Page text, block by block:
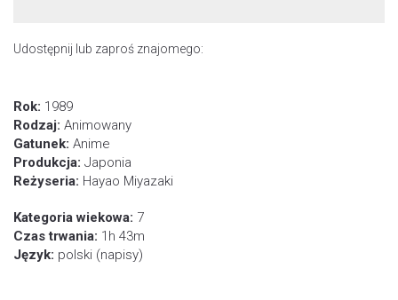
Udostępnij lub zaproś znajomego:
Rok: 1989
Rodzaj: Animowany
Gatunek: Anime
Produkcja: Japonia
Reżyseria: Hayao Miyazaki
Kategoria wiekowa: 7
Czas trwania: 1h 43m
Język: polski (napisy)